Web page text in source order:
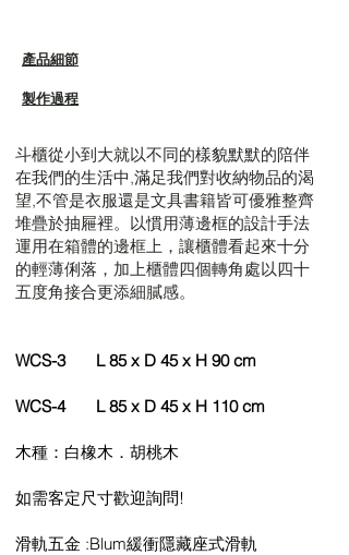
產品細節
製作過程​
斗櫃從小到大就以不同的樣貌默默的陪伴
在我們的生活中,滿足我們對收納物品的渴
望,不管是衣服還是文具書籍皆可優雅整齊
堆疊於抽屜裡。以慣用薄邊框的設計手法
運用在箱體的邊框上，讓櫃體看起來十分
的輕薄俐落，加上櫃體四個轉角處以四十
五度角接合更添細膩感。
WCS-3 L 85 x D 45 x H 90 cm
WCS-4 L 85 x D 45 x H 110 cm
木種：白橡木．胡桃木
如需客定尺寸歡迎詢問!
滑軌五金 :Blum緩衝隱藏座式滑軌